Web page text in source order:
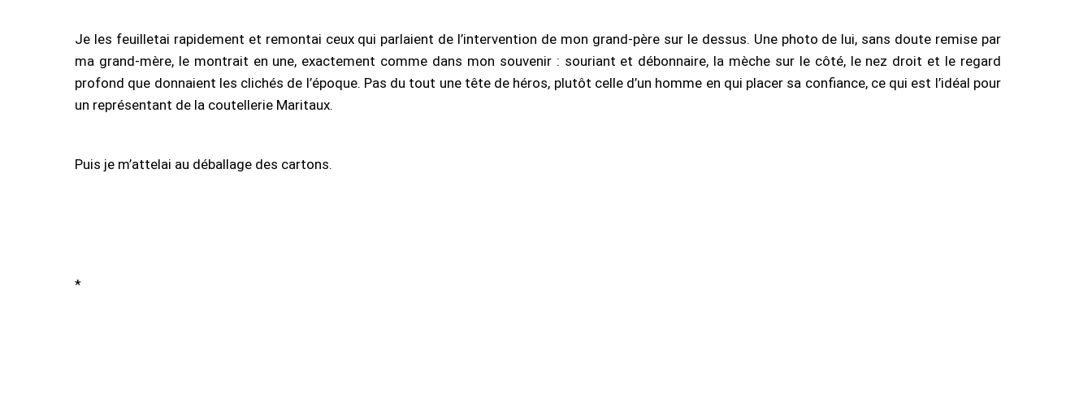
Je les feuilletai rapidement et remontai ceux qui parlaient de l’intervention de mon grand-père sur le dessus. Une photo de lui, sans doute remise par
ma grand-mère, le montrait en une, exactement comme dans mon souvenir : souriant et débonnaire, la mèche sur le côté, le nez droit et le regard
profond que donnaient les clichés de l’époque. Pas du tout une tête de héros, plutôt celle d’un homme en qui placer sa confiance, ce qui est l’idéal pour
un représentant de la coutellerie Maritaux.
Puis je m’attelai au déballage des cartons.
*